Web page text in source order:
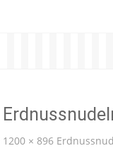
1200 × 896